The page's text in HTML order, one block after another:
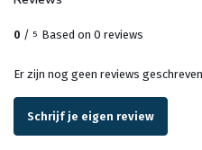
0 / 5 Based on 0 reviews
Er zijn nog geen reviews
Schrijf je eigen review